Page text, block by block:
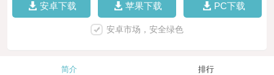
安卓下载 苹果下载 PC下载
安卓市场，安全绿色
简介 排行